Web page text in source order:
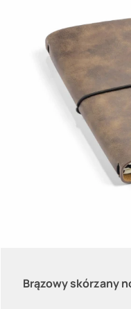
Brązowy skórzany